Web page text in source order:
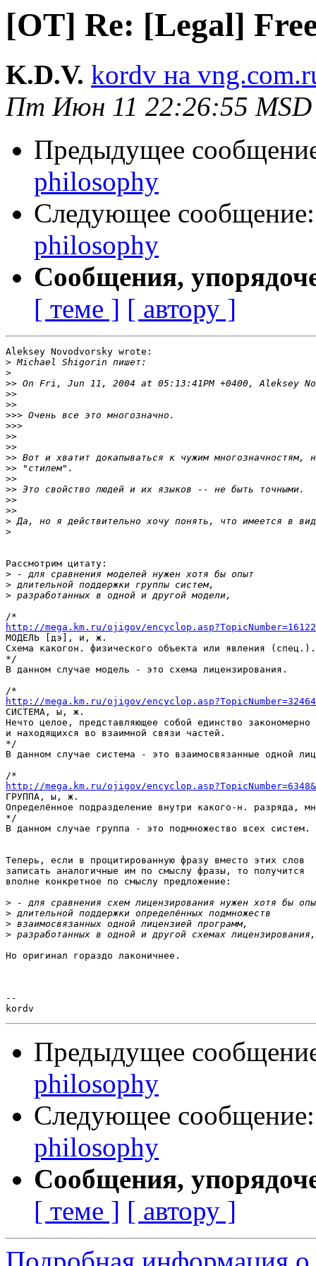
[OT] Re: [Legal]
K.D.V. kordv на
Пт Июн 11 22:26:55 MSD
Предыдущее
philosophy
Следующее
philosophy
Сообщения,
[ теме ] [ автору ]
Aleksey Novodvorsky wrote:
>
>
>>
>>
>>
>>>
>>>
>>
>>
>>
>>
>>
>>
>>
>>
>
>
Рассмотрим цитату:
>
>
>
http://mega.km.ru/ojigov/
МОДЕЛЬ [дэ], и, ж.
Схема какогон. физического объекта или явления (спец.).
*/
В данном случае модель - это схема лицензирования.
http://mega.km.ru/ojigov/
СИСТЕМА, ы, ж.
Нечто целое, представляющее собой единство закономерно
и находящихся во взаимной связи частей.
*/
В данном случае система - это взаимосвязанные одной
http://mega.km.ru/ojigov/
ГРУППА, ы, ж.
Определённое подразделение внутри какого-н. разряда,
*/
В данном случае группа - это подмножество всех систем.
Теперь, если в процитированную фразу вместо этих слов
записать аналогичные им по смыслу фразы, то получится
вполне конкретное по смыслу предложение:
>
>
>
>
Но оригинал гораздо лаконичнее.
--
Предыдущее
philosophy
Следующее
philosophy
Сообщения,
[ теме ] [ автору ]